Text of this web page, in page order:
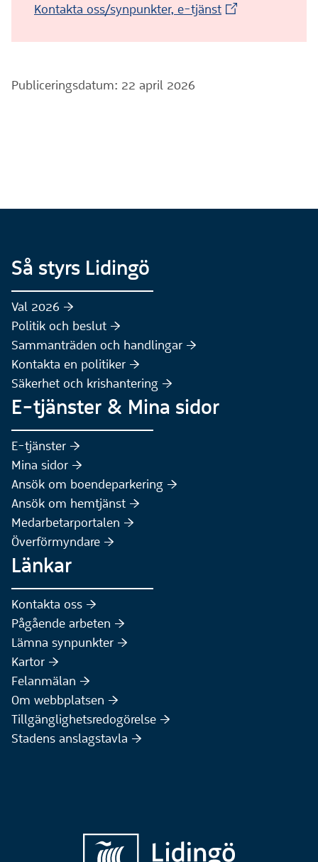
Kontakta oss/synpunkter, e-tjänst(Extern
Publiceringsdatum: 22 april 2026
Så styrs Lidingö
Val 2026 :höger:
Politik och beslut :höger:
Sammanträden och handlingar :höger:
Kontakta en politiker :höger:
Säkerhet och krishantering :höger:
E-tjänster & Mina sidor
E-tjänster :höger:
Mina sidor :höger:
Ansök om boendeparkering :höger:
Ansök om hemtjänst :höger:
Medarbetarportalen :höger:
Överförmyndare :höger:
Länkar
Kontakta oss :höger:
Pågående arbeten :höger:
Lämna synpunkter :höger:
Kartor :höger:
Felanmälan :höger:
Om webbplatsen :höger:
Tillgänglighetsredogörelse :höger:
Stadens anslagstavla :höger: